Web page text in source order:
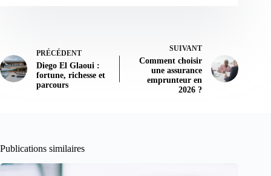
PRÉCÉDENT
Diego El Glaoui :
fortune, richesse et
parcours
SUIVANT
Comment choisir
une assurance
emprunteur en
2026 ?
Publications similaires